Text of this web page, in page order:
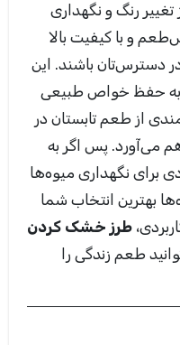
رنگ و نگهداری
و با کیفیت بالا
دسترس‌تان باشند. این
به حفظ خواص طبیعی
از طعم تابستان در
می‌آورد. پس اگر به
برای نگهداری میوه‌ها
بهترین انتخاب شما
طرز خشک کردن
طعم زندگی را